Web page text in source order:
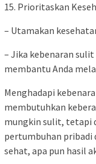
15. Prioritaskan
– Utamakan
– Jika kebenaran
membantu Anda
Menghadapi
membutuhkan
mungkin sulit, tetapi
pertumbuhan pribadi
sehat, apa pun hasil